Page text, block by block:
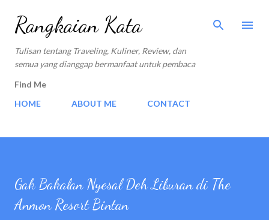
Langsung ke konten utama
Rangkaian Kata
Tulisan tentang Traveling, Kuliner, Review, dan
semua yang dianggap bermanfaat untuk pembaca
Find Me
HOME
ABOUT ME CONTACT
Gak Bakalan Nyesal Deh Liburan di The
Anmon Resort Bintan